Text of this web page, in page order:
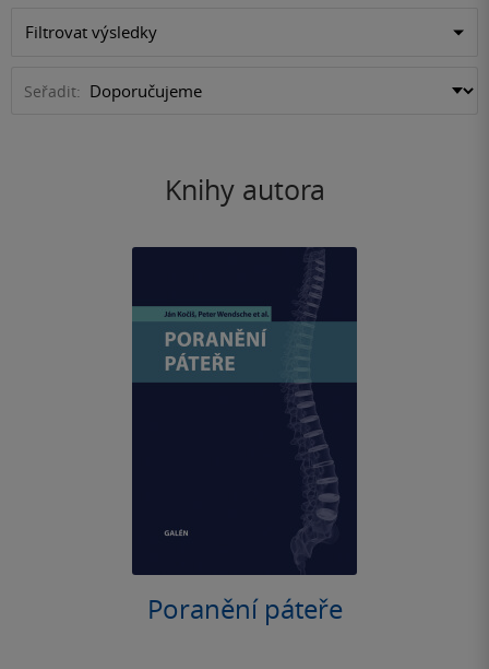
Filtrovat výsledky
Seřadit:
Knihy autora
Poranění páteře